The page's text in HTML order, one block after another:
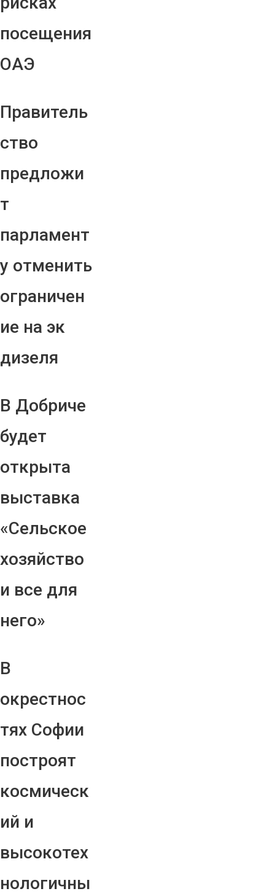
посещения
ОАЭ
Правитель
ство
предложи
т
парламент
у отменить
ограничен
ие на эк
дизеля
В Добриче
будет
открыта
выставка
«Сельское
хозяйство
и все для
него»
В
окрестнос
тях Софии
построят
космическ
ий и
высокотех
нологичны